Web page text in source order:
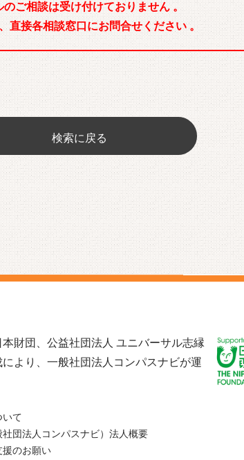
ご相談は受け付けておりません 。
直接各相談窓口にお問合せください 。
検索に戻る
財団、公益社団法人 ユニバーサル志縁
より、一般社団法人コンパスナビが運
いて
団法人コンパスナビ）法人概要
援のお願い